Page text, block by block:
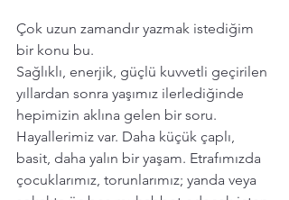
Çok uzun zamandır yazmak istediğim
bir konu bu.
Sağlıklı, enerjik, güçlü kuvvetli geçirilen
yıllardan sonra yaşımız ilerlediğinde
hepimizin aklına gelen bir soru.
Hayallerimiz var. Daha küçük çaplı,
basit, daha yalın bir yaşam. Etrafımızda
çocuklarımız, torunlarımız; yanda veya